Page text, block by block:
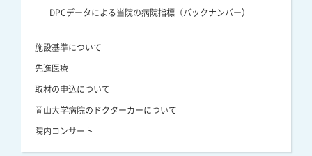
DPCデータによる当院の病院指標（バックナンバー）
施設基準について
先進医療
取材の申込について
岡山大学病院のドクターカーについて
院内コンサート